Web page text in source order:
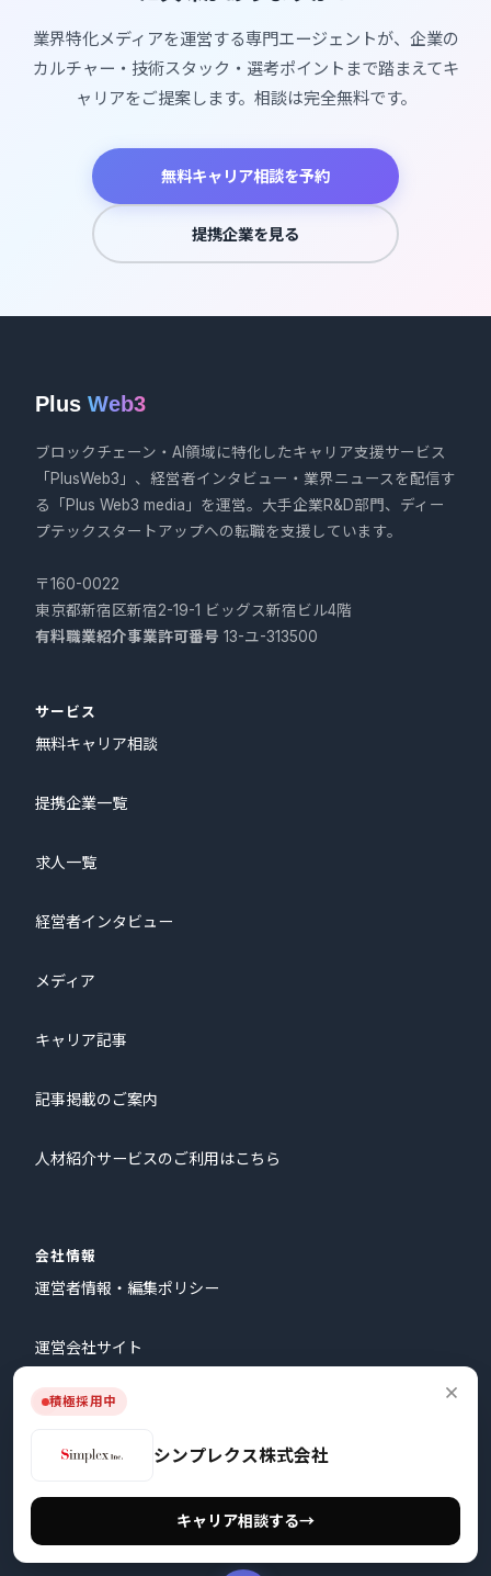
業界特化メディアを運営する専門エージェントが、企業の
カルチャー・技術スタック・選考ポイントまで踏まえてキ
ャリアをご提案します。相談は完全無料です。
無料キャリア相談を予約
提携企業を見る
積極採用中
シンプレクス株式会社
キャリア相談する→
Plus Web3
ブロックチェーン・AI領域に特化したキャリア支援サービス
「PlusWeb3」、経営者インタビュー・業界ニュースを配信す
る「Plus Web3 media」を運営。大手企業R&D部門、ディー
プテックスタートアップへの転職を支援しています。
〒160-0022
東京都新宿区新宿2-19-1 ビッグス新宿ビル4階
有料職業紹介事業許可番号 13-ユ-313500
サービス
無料キャリア相談
提携企業一覧
求人一覧
経営者インタビュー
メディア
キャリア記事
記事掲載のご案内
人材紹介サービスのご利用はこちら
会社情報
運営者情報・編集ポリシー
運営会社サイト
会社概要
お問い合わせ
プライバシーポリシー